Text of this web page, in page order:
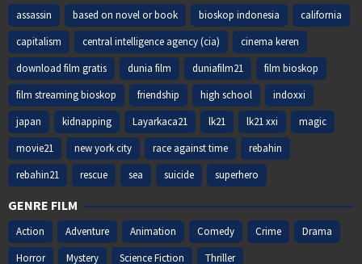
assassin based on novel or book bioskop indonesia
california
capitalism
central intelligence agency (cia)
cinema keren
download film gratis
dunia film duniafilm21
film bioskop
film streaming bioskop
friendship high school
indoxxi
japan
kidnapping Layarkaca21 lk21 lk21 xxi
magic
movie21
new york city race against time
rebahin
rebahin21
rescue sea suicide superhero
GENRE FILM
Action Adventure Animation Comedy Crime
Drama
Horror
Mystery Science Fiction Thriller